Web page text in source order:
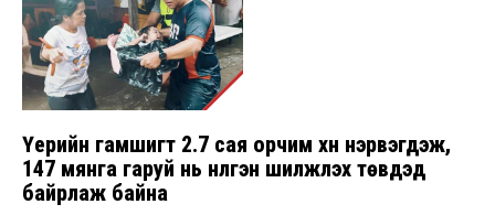
Үерийн гамшигт 2.7 сая орчим хүн нэрвэгдэж,
147 мянга гаруй нь нүүлгэн шилжүүлэх төвүүдэд
байрлаж байна